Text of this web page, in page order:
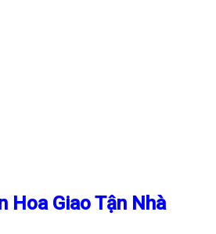
Hoa Giao Tận Nhà